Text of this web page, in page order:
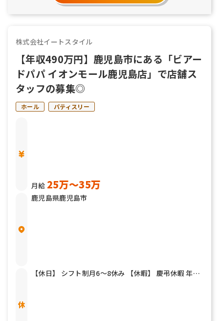
株式会社イートスタイル
【年収490万円】鹿児島市にある「ビアー
ドパパ イオンモール鹿児島店」で店舗ス
タッフの募集◎
ホール パティスリー
月給 25万〜35万
鹿児島県鹿児島市
【休日】 シフト制月6～8休み 【休暇】 慶弔休暇 年末